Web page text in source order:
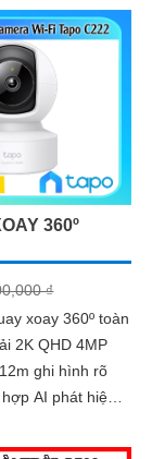
đàm
lâu dài với khe
360º
₫
xoay 360º toàn
2K QHD 4MP
ghi hình rõ